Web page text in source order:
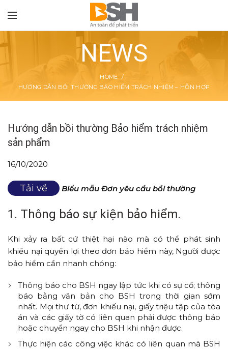
NEWS
HOME
HƯỚNG DẪN BỒI THƯỜNG BẢO HIỂM TRÁCH NHIỆM – HỖN HỢP
Hướng dẫn bồi thường Bảo hiểm trách nhiệm
sản phẩm
16/10/2020
Tải về Biểu mẫu Đơn yêu cầu bồi thường
1. Thông báo sự kiện bảo hiểm.
Khi xảy ra bất cứ thiệt hại nào mà có thể phát sinh
khiếu nại quyền lợi theo đơn bảo hiểm này, Người được
bảo hiểm cần nhanh chóng:
Thông báo cho BSH ngay lập tức khi có sự cố; thông
báo bằng văn bản cho BSH trong thời gian sớm
nhất. Mọi thư từ, đơn khiếu nại, giấy triệu tập của tòa
án và các giấy tờ có liên quan phải được thông báo
hoặc chuyển ngay cho BSH khi nhận được.
Thực hiện các công việc khác có liên quan mà BSH